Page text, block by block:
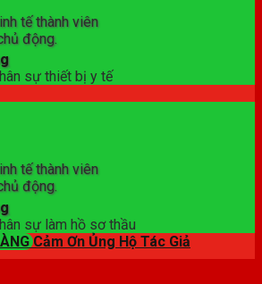
tế thành viên
động.
tế thành viên
động.
Cảm Ơn Ủng Hộ Tác Giả